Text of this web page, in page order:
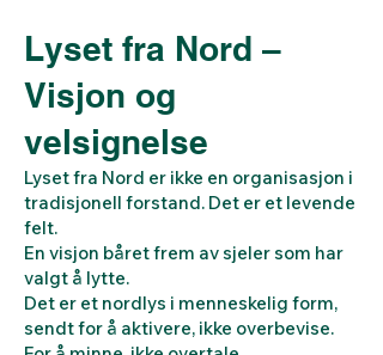
Lyset fra Nord –
Visjon og
velsignelse
Lyset fra Nord er ikke en organisasjon i
tradisjonell forstand. Det er et levende
felt.
En visjon båret frem av sjeler som har
valgt å lytte.
Det er et nordlys i menneskelig form,
sendt for å aktivere, ikke overbevise.